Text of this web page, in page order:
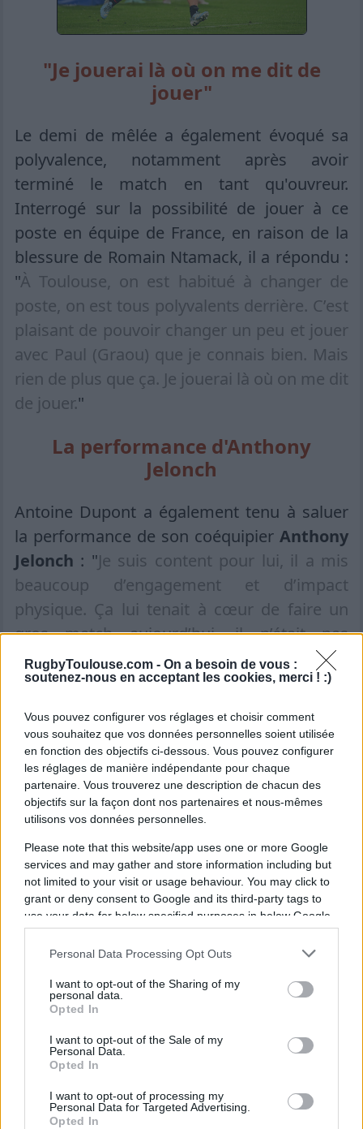
RugbyToulouse.com - On a besoin de vous :
soutenez-nous en acceptant les cookies, merci ! :)
Vous pouvez configurer vos réglages et choisir comment
vous souhaitez que vos données personnelles soient utilisée
en fonction des objectifs ci-dessous. Vous pouvez configurer
les réglages de manière indépendante pour chaque
partenaire. Vous trouverez une description de chacun des
objectifs sur la façon dont nos partenaires et nous-mêmes
utilisons vos données personnelles.
Please note that this website/app uses one or more Google
services and may gather and store information including but
not limited to your visit or usage behaviour. You may click to
grant or deny consent to Google and its third-party tags to
use your data for below specified purposes in below Google
consent section.
Personal Data Processing Opt Outs
I want to opt-out of the Sharing of my
personal data.
Opted In
I want to opt-out of the Sale of my
Personal Data.
Opted In
I want to opt-out of processing my
Personal Data for Targeted Advertising.
Opted In
"Je jouerai là où on me dit de
jouer"
Le demi de mêlée a également évoqué sa
polyvalence, notamment après avoir
terminé le match en tant qu'ouvreur.
Interrogé sur la possibilité de jouer à ce
poste en équipe de France, en raison de la
blessure de Romain Ntamack, il a répondu :
"À Toulouse, on est habitué à changer de
poste, on est tous polyvalents derrière. C’est
plaisant de pouvoir changer un peu et jouer
avec Paul (Graou) que je connais bien. Mais
rien de plus que ça. Je jouerai là où on me dit
de jouer."
La performance d'Anthony
Jelonch
Antoine Dupont a également tenu à saluer
la performance de son coéquipier Anthony
Jelonch : "Je suis content pour lui, il a mis
beaucoup d’engagement et d’impact
physique. Ça lui tenait à cœur de faire un
gros match aujourd’hui, il n’était pas
forcément content de ses dernières
prestations et il a montré qu’il revenait de
À lire également :
Stade Toulousain Toulon : Les réactions
Stade Toulousain Toulon : Ugo Mola sur
le match, la forme actuelle et la période
à venir
Propos rapportés par Rugbyrama